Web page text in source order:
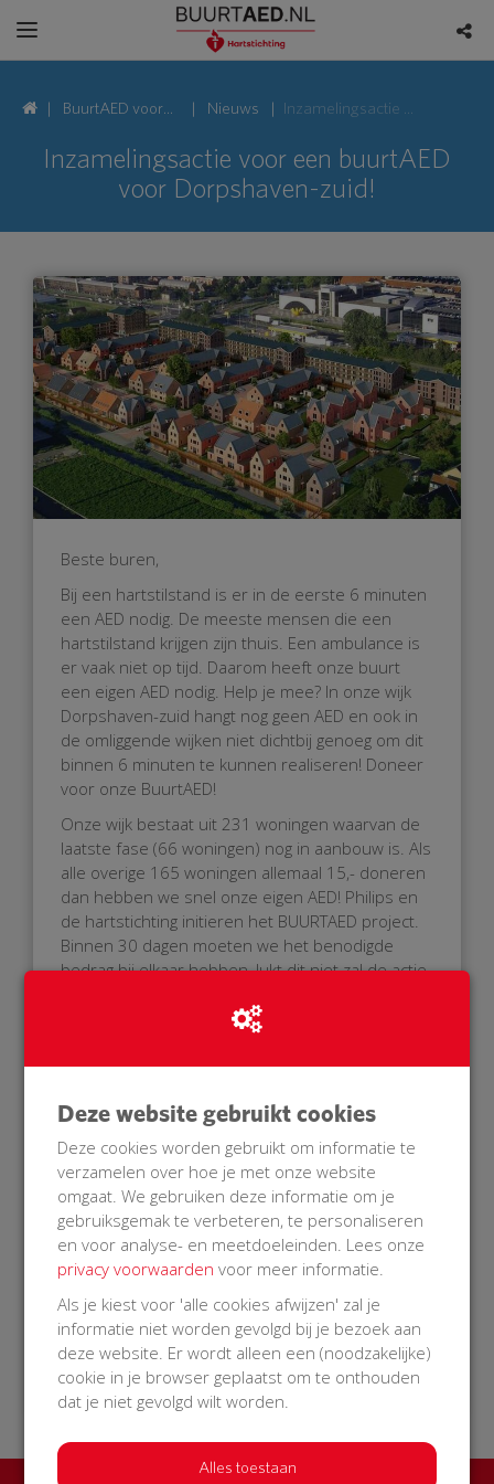
BuurtAED voor
Touwslagerlaan,
1431 Aalsmeer
Nieuws Inzamelingsactie voor een buurtAED voor Dorpshaven-zuid!
Inzamelingsactie voor een buurtAED
voor Dorpshaven-zuid!
Beste buren,
Bij een hartstilstand is er in de eerste 6 minuten
een AED nodig. De meeste mensen die een
hartstilstand krijgen zijn thuis. Een ambulance is
er vaak niet op tijd. Daarom heeft onze buurt
een eigen AED nodig. Help je mee? In onze wijk
Dorpshaven-zuid hangt nog geen AED en ook in
de omliggende wijken niet dichtbij genoeg om dit
binnen 6 minuten te kunnen realiseren! Doneer
voor onze BuurtAED!
Onze wijk bestaat uit 231 woningen waarvan de
laatste fase (66 woningen) nog in aanbouw is. Als
alle overige 165 woningen allemaal 15,- doneren
dan hebben we snel onze eigen AED! Philips en
de hartstichting initieren het BUURTAED project.
Binnen 30 dagen moeten we het benodigde
bedrag bij elkaar hebben, lukt dit niet zal de actie
teruggestort naar diegene die het hebben
dan nodig zal dit ook teruggestort worden.
Ik zou jullie dan ook allemaal graag willen vragen
om minimaal 15,- te doneren, meer mag altijd,
graag zelfs dan hebben we namelijk ook een
grotere kans dat we het redden! Help mee en
maak onze buurt veilig!
15 Oct 2018 10:16 uur
Deze website gebruikt cookies
Deze cookies worden gebruikt om informatie te
verzamelen over hoe je met onze website
omgaat. We gebruiken deze informatie om je
gebruiksgemak te verbeteren, te personaliseren
en voor analyse- en meetdoeleinden. Lees onze
privacy voorwaarden voor meer informatie.
Als je kiest voor 'alle cookies afwijzen' zal je
informatie niet worden gevolgd bij je bezoek aan
deze website. Er wordt alleen een (noodzakelijke)
cookie in je browser geplaatst om te onthouden
dat je niet gevolgd wilt worden.
Alles toestaan